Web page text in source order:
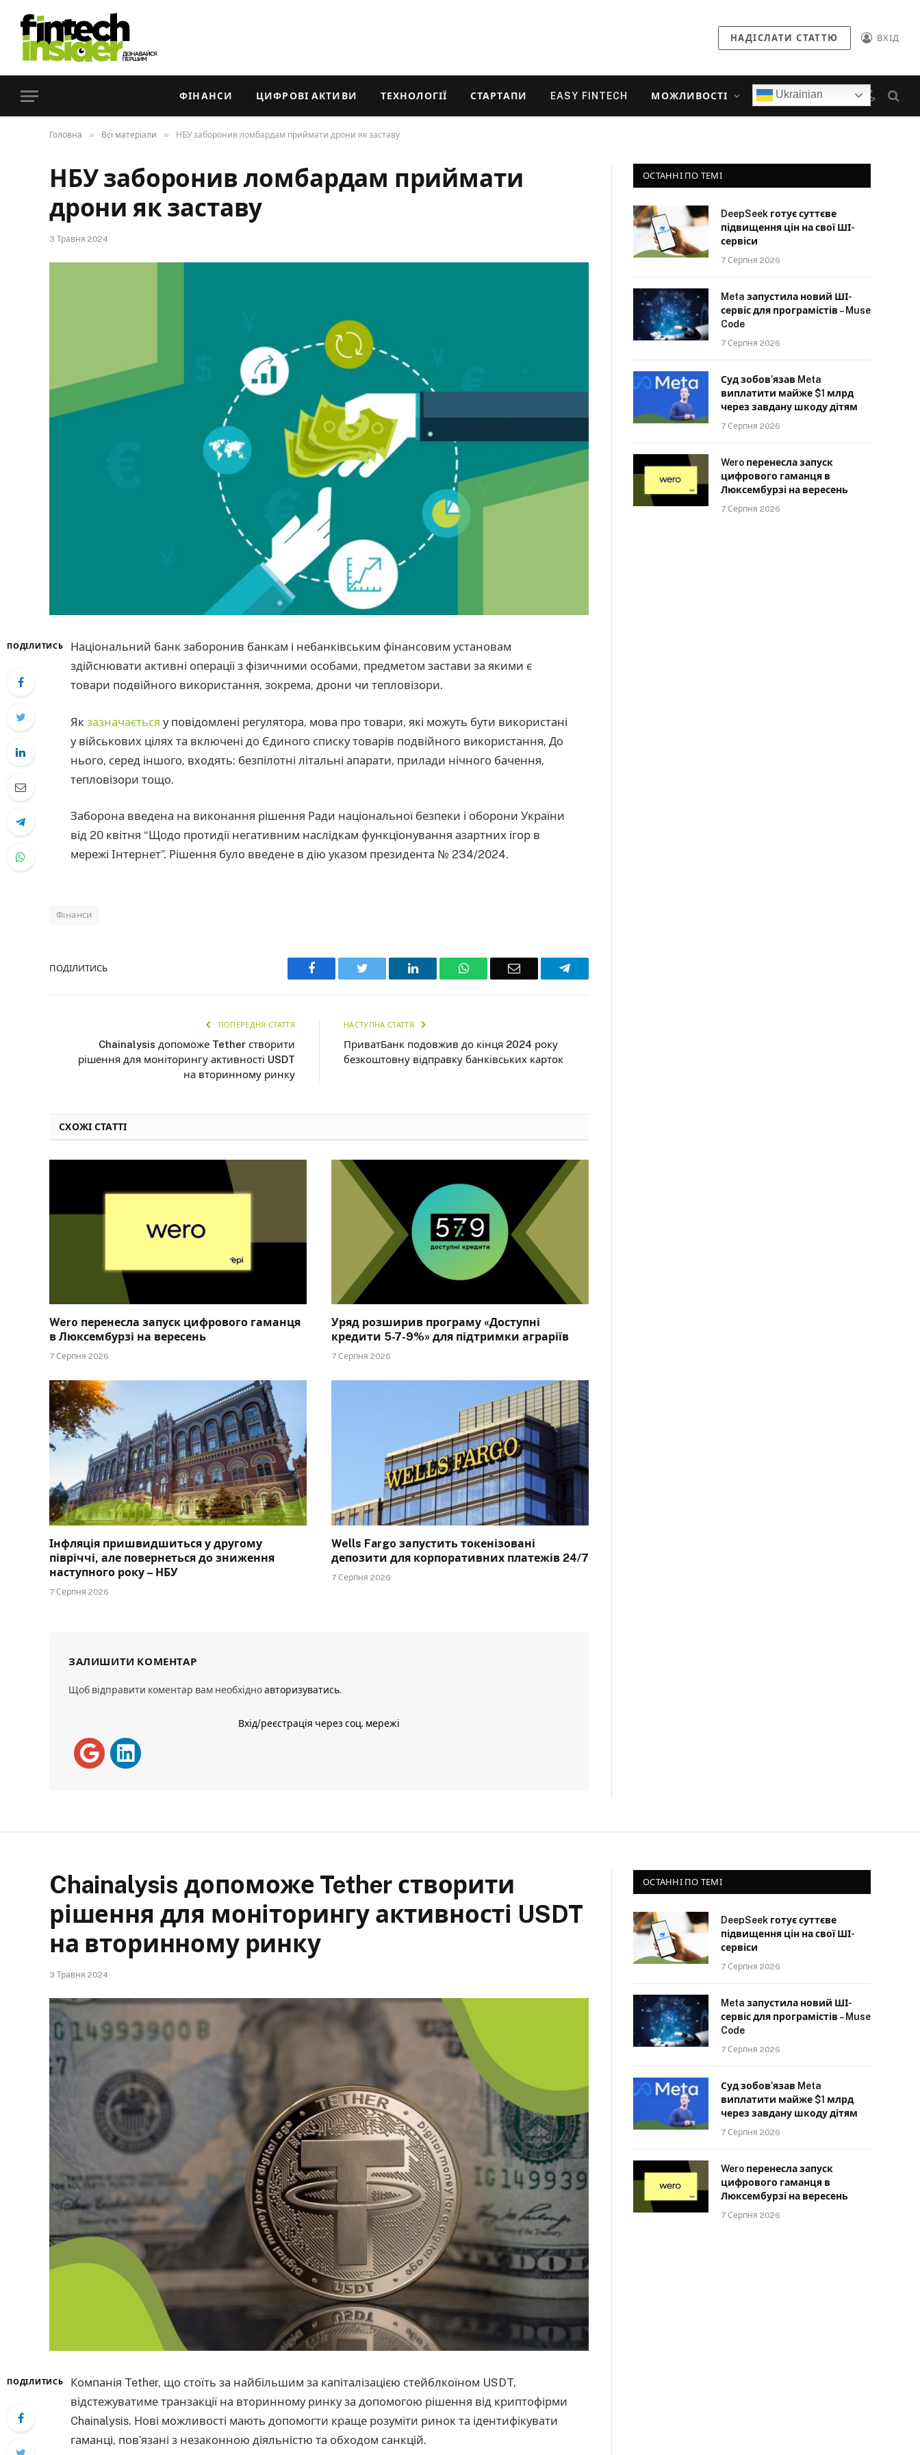
НАДІСЛАТИ СТАТТЮ ВХІД
ФІНАНСИ ЦИФРОВІ АКТИВИ ТЕХНОЛОГІЇ СТАРТАПИ EASY FINTECH МОЖЛИВОСТІ Ukrainian
Головна » Всі матеріали » НБУ заборонив ломбардам приймати дрони як заставу
НБУ заборонив ломбардам приймати
дрони як заставу
3 Травня 2024
ПОДІЛИТИСЬ
Національний банк заборонив банкам і небанківським фінансовим установам
здійснювати активні операції з фізичними особами, предметом застави за якими є
товари подвійного використання, зокрема, дрони чи тепловізори.
Як зазначається у повідомлені регулятора, мова про товари, які можуть бути використані
у військових цілях та включені до Єдиного списку товарів подвійного використання, До
нього, серед іншого, входять: безпілотні літальні апарати, прилади нічного бачення,
тепловізори тощо.
Заборона введена на виконання рішення Ради національної безпеки і оборони України
від 20 квітня “Щодо протидії негативним наслідкам функціонування азартних ігор в
мережі Інтернет”. Рішення було введене в дію указом президента № 234/2024.
Фінанси
ПОДІЛИТИСЬ Facebook Twitter LinkedIn WhatsAppEmail Telegram
ПОПЕРЕДНЯ СТАТТЯ
Chainalysis допоможе Tether створити
рішення для моніторингу активності USDT
на вторинному ринку
НАСТУПНА СТАТТЯ
ПриватБанк подовжив до кінця 2024 року
безкоштовну відправку банківських карток
СХОЖІ СТАТТІ
Wero перенесла запуск цифрового гаманця
в Люксембурзі на вересень
7 Серпня 2026
Уряд розширив програму «Доступні
кредити 5-7-9%» для підтримки аграріїв
7 Серпня 2026
Інфляція пришвидшиться у другому
півріччі, але повернеться до зниження
наступного року – НБУ
7 Серпня 2026
Wells Fargo запустить токенізовані
депозити для корпоративних платежів 24/7
7 Серпня 2026
ЗАЛИШИТИ КОМЕНТАР
Щоб відправити коментар вам необхідноавторизуватись.
Вхід/реєстрація через соц. мережі
ОСТАННІ ПО ТЕМІ
DeepSeek готує суттєве
підвищення цін на свої ШІ-
сервіси
7 Серпня 2026
Meta запустила новий ШІ-
сервіс для програмістів – Muse
Code
7 Серпня 2026
Суд зобов’язав Meta
виплатити майже $1 млрд
через завдану шкоду дітям
7 Серпня 2026
Wero перенесла запуск
цифрового гаманця в
Люксембурзі на вересень
7 Серпня 2026
Chainalysis допоможе Tether створити
рішення для моніторингу активності USDT
на вторинному ринку
3 Травня 2024
ПОДІЛИТИСЬ
Компанія Tether, що стоїть за найбільшим за капіталізацією стейблкоїном USDT,
відстежуватиме транзакції на вторинному ринку за допомогою рішення від криптофірми
Chainalysis. Нові можливості мають допомогти краще розуміти ринок та ідентифікувати
гаманці, пов’язані з незаконною діяльністю та обходом санкцій.
ОСТАННІ ПО ТЕМІ
DeepSeek готує суттєве
підвищення цін на свої ШІ-
сервіси
7 Серпня 2026
Meta запустила новий ШІ-
сервіс для програмістів – Muse
Code
7 Серпня 2026
Суд зобов’язав Meta
виплатити майже $1 млрд
через завдану шкоду дітям
7 Серпня 2026
Wero перенесла запуск
цифрового гаманця в
Люксембурзі на вересень
7 Серпня 2026